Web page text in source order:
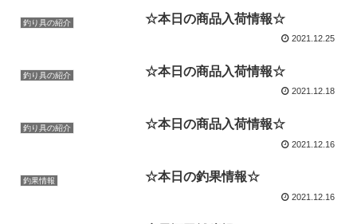
釣り具の紹介 ☆本日の商品入荷情報☆
2021.12.25
釣り具の紹介 ☆本日の商品入荷情報☆
2021.12.18
釣り具の紹介 ☆本日の商品入荷情報☆
2021.12.16
釣果情報 ☆本日の釣果情報☆
2021.12.16